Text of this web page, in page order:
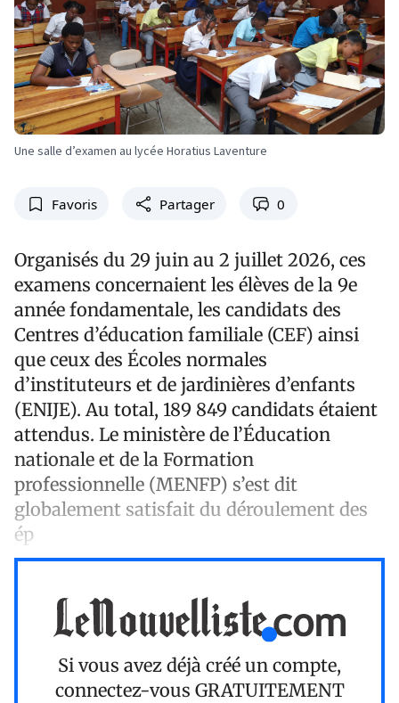
Une salle d’examen au lycée Horatius Laventure
Favoris Partager 0
Organisés du 29 juin au 2 juillet 2026, ces
examens concernaient les élèves de la 9e
année fondamentale, les candidats des
Centres d’éducation familiale (CEF) ainsi
que ceux des Écoles normales
d’instituteurs et de jardinières d’enfants
(ENIJE). Au total, 189 849 candidats étaient
attendus. Le ministère de l’Éducation
nationale et de la Formation
professionnelle (MENFP) s’est dit
globalement satisfait du déroulement des
ép
Si vous avez déjà créé un compte,
connectez-vous GRATUITEMENT